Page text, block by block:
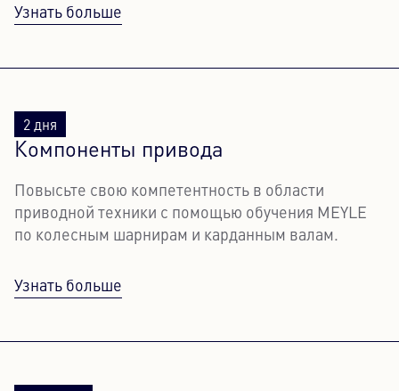
Узнать больше
2 дня
Компоненты привода
Повысьте свою компетентность в области
приводной техники с помощью обучения MEYLE
по колесным шарнирам и карданным валам.
Узнать больше